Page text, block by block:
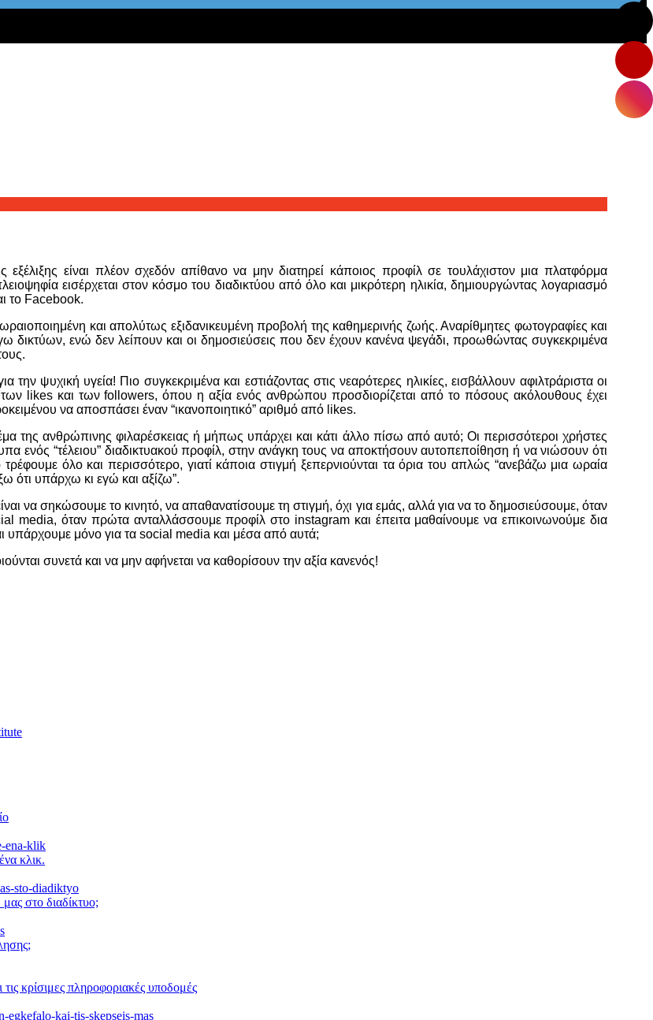
εξέλιξης είναι πλέον σχεδόν απίθανο να μην διατηρεί κάποιος προφίλ σε τουλάχιστον μια πλατφόρμα
εισέρχεται στον κόσμο του διαδικτύου από όλο και μικρότερη ηλικία, δημιουργώντας λογαριασμό
το Facebook.
και απολύτως εξιδανικευμένη προβολή της καθημερινής ζωής. Αναρίθμητες φωτογραφίες και
δικτύων, ενώ δεν λείπουν και οι δημοσιεύσεις που δεν έχουν κανένα ψεγάδι, προωθώντας συγκεκριμένα
ψυχική υγεία! Πιο συγκεκριμένα και εστιάζοντας στις νεαρότερες ηλικίες, εισβάλλουν αφιλτράριστα οι
likes και των followers, όπου η αξία ενός ανθρώπου προσδιορίζεται από το πόσους ακόλουθους έχει
να αποσπάσει έναν “ικανοποιητικό” αριθμό από likes.
της ανθρώπινης φιλαρέσκειας ή μήπως υπάρχει και κάτι άλλο πίσω από αυτό; Οι περισσότεροι χρήστες
ενός “τέλειου” διαδικτυακού προφίλ, στην ανάγκη τους να αποκτήσουν αυτοπεποίθηση ή να νιώσουν ότι
όλο και περισσότερο, γιατί κάποια στιγμή ξεπερνιούνται τα όρια του απλώς “ανεβάζω μια ωραία
ότι υπάρχω κι εγώ και αξίζω”.
να σηκώσουμε το κινητό, να απαθανατίσουμε τη στιγμή, όχι για εμάς, αλλά για να το δημοσιεύσουμε, όταν
media, όταν πρώτα ανταλλάσσουμε προφίλ στο instagram και έπειτα μαθαίνουμε να επικοινωνούμε δια
υπάρχουμε μόνο για τα social media και μέσα από αυτά;
συνετά και να μην αφήνεται να καθορίσουν την αξία κανενός!
κλικ.
στο διαδίκτυο;
κρίσιμες πληροφοριακές υποδομές